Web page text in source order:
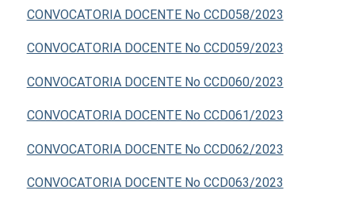
CONVOCATORIA DOCENTE No CCD058/2023
CONVOCATORIA DOCENTE No CCD059/2023
CONVOCATORIA DOCENTE No CCD060/2023
CONVOCATORIA DOCENTE No CCD061/2023
CONVOCATORIA DOCENTE No CCD062/2023
CONVOCATORIA DOCENTE No CCD063/2023